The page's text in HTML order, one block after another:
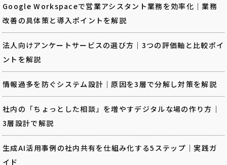
Google Workspaceで営業アシスタント業務を効率化｜業務
改善の具体策と導入ポイントを解説
法人向けアンケートサービスの選び方｜3つの評価軸と比較ポイ
ントを解説
情報過多を防ぐシステム設計｜原因を3層で分解し対策を解説
社内の「ちょっとした相談」を増やすデジタルな場の作り方｜
3層設計で解説
生成AI活用事例の社内共有を仕組み化する5ステップ｜実践ガ
イド